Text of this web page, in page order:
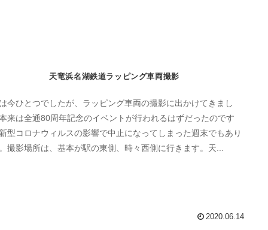
天竜浜名湖鉄道ラッピング車両撮影
今ひとつでしたが、ラッピング車両の撮影に出かけてきまし
来は全通80周年記念のイベントが行われるはずだったのです
型コロナウィルスの影響で中止になってしまった週末でもあり
撮影場所は、基本が駅の東側、時々西側に行きます。天...
2020.06.14